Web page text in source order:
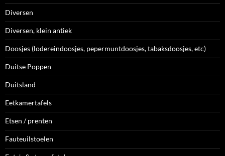
Diversen
Diversen, klein antiek
Doosjes (lodereindoosjes, pepermuntdoosjes, tabaksdoosjes, etc)
Duitse Poppen
Duitsland
Eetkamertafels
Etsen / prenten
Fauteuilstoelen